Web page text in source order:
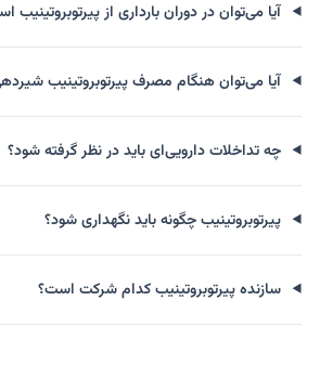
آیا می‌توان در دوران بارداری از پیرتوبروتینیب
آیا می‌توان هنگام مصرف پیرتوبروتینیب
چه تداخلات دارویی‌ای باید در نظر گرفته شود؟
پیرتوبروتینیب چگونه باید نگهداری شود؟
سازنده پیرتوبروتینیب کدام شرکت است؟